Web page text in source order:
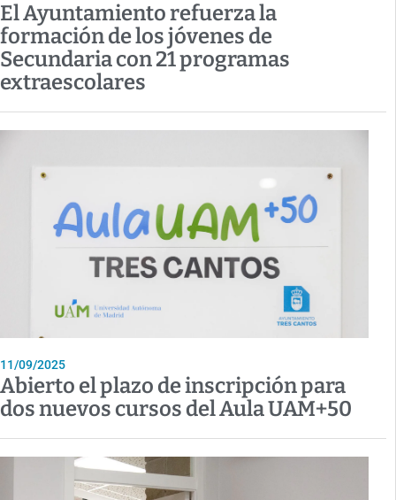
El Ayuntamiento refuerza la
formación de los jóvenes de
Secundaria con 21 programas
extraescolares
11/09/2025
Abierto el plazo de inscripción para
dos nuevos cursos del Aula UAM+50